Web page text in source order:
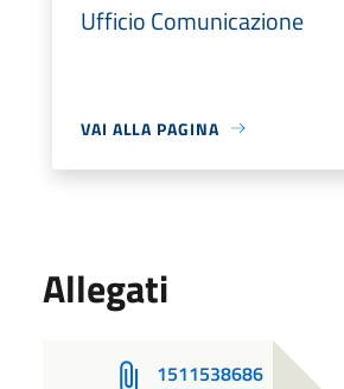
Ufficio Comunicazione
VAI ALLA PAGINA
Allegati
1511538686